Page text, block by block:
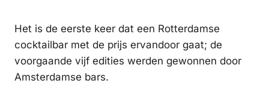
Het is de eerste keer dat een Rotterdamse
cocktailbar met de prijs ervandoor gaat; de
voorgaande vijf edities werden gewonnen door
Amsterdamse bars.